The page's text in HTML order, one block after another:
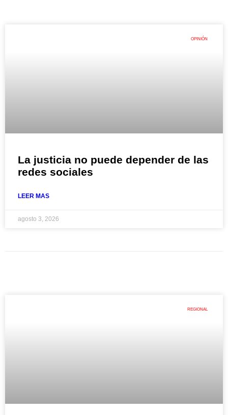
OPINIÓN
La justicia no puede depender de las
redes sociales
LEER MAS
agosto 3, 2026
REGIONAL